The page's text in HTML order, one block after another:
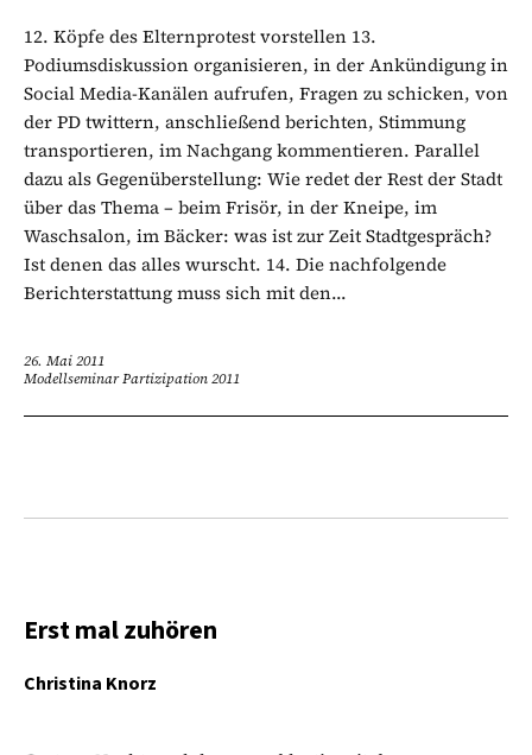
12. Köpfe des Elternprotest vorstellen 13.
Podiumsdiskussion organisieren, in der Ankündigung in
Social Media-Kanälen aufrufen, Fragen zu schicken, von
der PD twittern, anschließend berichten, Stimmung
transportieren, im Nachgang kommentieren. Parallel
dazu als Gegenüberstellung: Wie redet der Rest der Stadt
über das Thema – beim Frisör, in der Kneipe, im
Waschsalon, im Bäcker: was ist zur Zeit Stadtgespräch?
Ist denen das alles wurscht. 14. Die nachfolgende
Berichterstattung muss sich mit den...
26. Mai 2011
Modellseminar Partizipation 2011
Erst mal zuhören
Christina Knorz